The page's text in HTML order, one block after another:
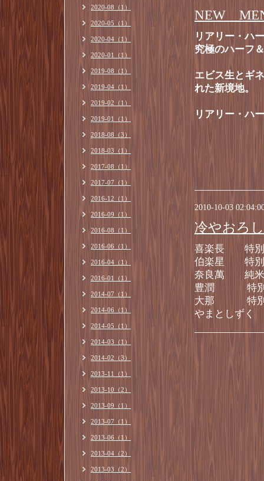
NEW
リアリー・ハ
究極のハーフ
エビス生とギ
れた新境地。
リアリー・
2010-10-03
冷やおろ
喜楽長 特
伯楽星 特
奈良萬 純
豊潤 特別
大那 特別
やまとしずく
2020-08（1）
2020-05（1）
2020-04（1）
2020-01（1）
2019-08（1）
2019-04（1）
2019-02（1）
2019-01（1）
2018-08（3）
2018-03（1）
2017-08（1）
2017-07（1）
2016-12（1）
2016-09（1）
2016-08（1）
2016-06（1）
2016-04（1）
2016-01（1）
2014-07（1）
2014-06（1）
2014-05（1）
2014-03（1）
2014-02（3）
2013-11（1）
2013-10（2）
2013-09（1）
2013-07（1）
2013-06（1）
2013-04（2）
2013-03（2）